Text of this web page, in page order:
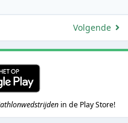
Volgende
in de Play Store!